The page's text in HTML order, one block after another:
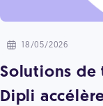
18/05/2026
Solutions de
Dipli